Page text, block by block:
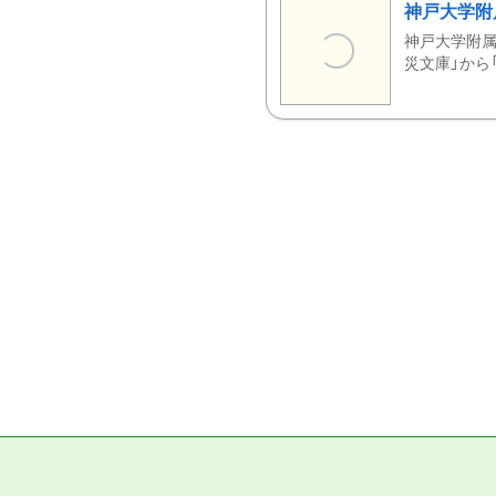
神戸大学
神戸大学附
災文庫」か